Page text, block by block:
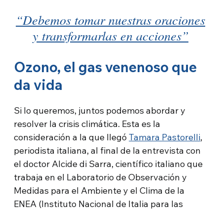
“Debemos tomar nuestras oraciones
y transformarlas en acciones”
Ozono, el gas venenoso que
da vida
Si lo queremos, juntos podemos abordar y
resolver la crisis climática. Esta es la
consideración a la que llegóTamara Pastorelli,
periodista italiana, al final de la entrevista con
el doctor Alcide di Sarra, científico italiano que
trabaja en el Laboratorio de Observación y
Medidas para el Ambiente y el Clima de la
ENEA (Instituto Nacional de Italia para las